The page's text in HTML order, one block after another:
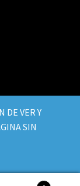
DE VER Y
SIN